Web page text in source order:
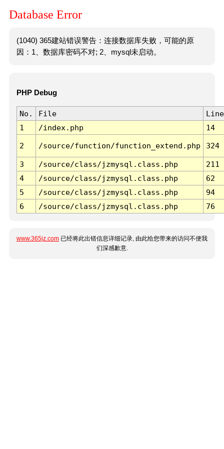
Database Error
(1040) 365建站错误警告：连接数据库失败，可能的原
因：1、数据库密码不对; 2、mysql未启动。
PHP Debug
No. File
Line
1
/index.php 14
2 /source/function/function_extend.php 324
3 /source/class/jzmysql.class.php
211
4
/source/class/jzmysql.class.php
62
5
/source/class/jzmysql.class.php
94
6
/source/class/jzmysql.class.php 76
www.365jz.com 已经将此出错信息详细记录, 由此给您带来的访问不便我
们深感歉意.